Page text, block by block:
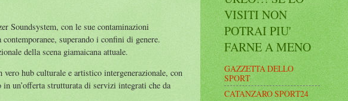
Soundsystem, con le sue contaminazioni
superando i confini di genere.
della scena giamaicana attuale.
hub culturale e artistico intergenerazionale, con
un’offerta strutturata di servizi integrati che da
VISITI NON
POTRAI PIU'
FARNE A MENO
GAZZETTA DELLO
SPORT
CATANZARO SPORT24